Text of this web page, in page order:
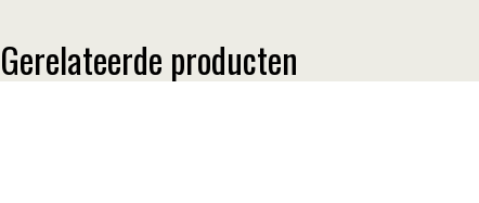
Gerelateerde producten